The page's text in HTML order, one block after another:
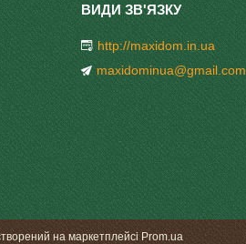
http://maxidom.in.ua
maxidominua@gmail.com
на маркетплейсіProm.ua